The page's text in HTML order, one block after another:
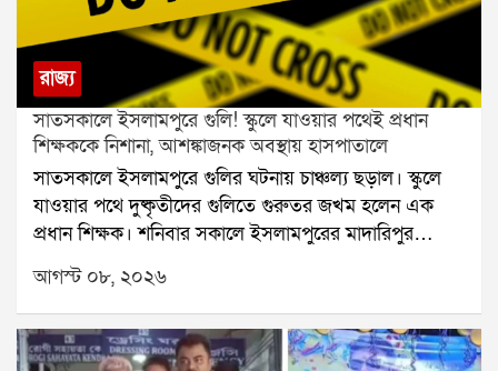
রাজ্য
সাতসকালে ইসলামপুরে গুলি! স্কুলে যাওয়ার পথেই প্রধান
শিক্ষককে নিশানা, আশঙ্কাজনক অবস্থায় হাসপাতালে
সাতসকালে ইসলামপুরে গুলির ঘটনায় চাঞ্চল্য ছড়াল। স্কুলে
যাওয়ার পথে দুষ্কৃতীদের গুলিতে গুরুতর জখম হলেন এক
প্রধান শিক্ষক। শনিবার সকালে ইসলামপুরের মাদারিপুর
এলাকায় এই ঘটনা ঘটে। গুলিবিদ্ধ শিক্ষকের নাম নজরুল
ইসলাম। তিনি রামগঞ্জের রাজাভিম প্রাথমিক বিদ্যালয়ের প্রধান
শিক্ষক।স্থানীয় সূত্রে জানা গিয়েছে, ইসলামপুরের আমবাগান
মোড় এলাকায় বাড়ি নজরুল ইসলামের। তাঁর কোনও
আগস্ট ০৮, ২০২৬